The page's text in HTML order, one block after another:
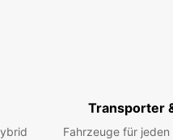
und unabhängig unterwegs.
Fahrzeugangebot
Transporter
Fahrzeuge für jeden